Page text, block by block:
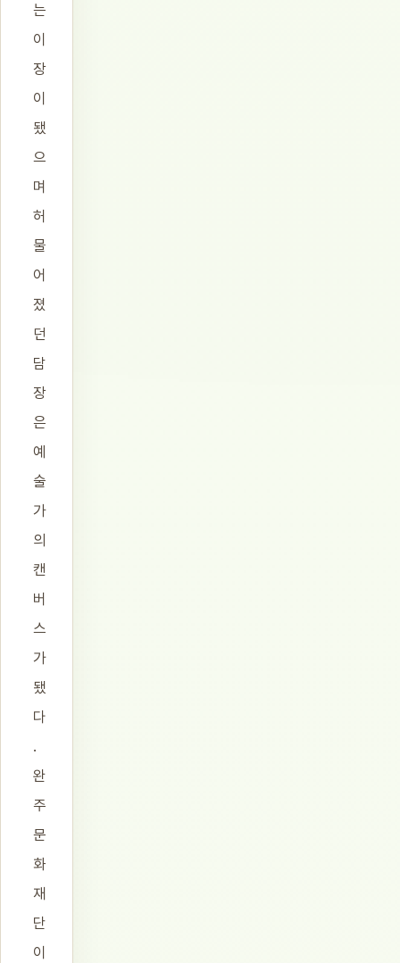
는
이
장
이
됐
으
며
허
물
어
졌
던
담
장
은
예
술
가
의
캔
버
스
가
됐
다
.
완
주
문
화
재
단
이